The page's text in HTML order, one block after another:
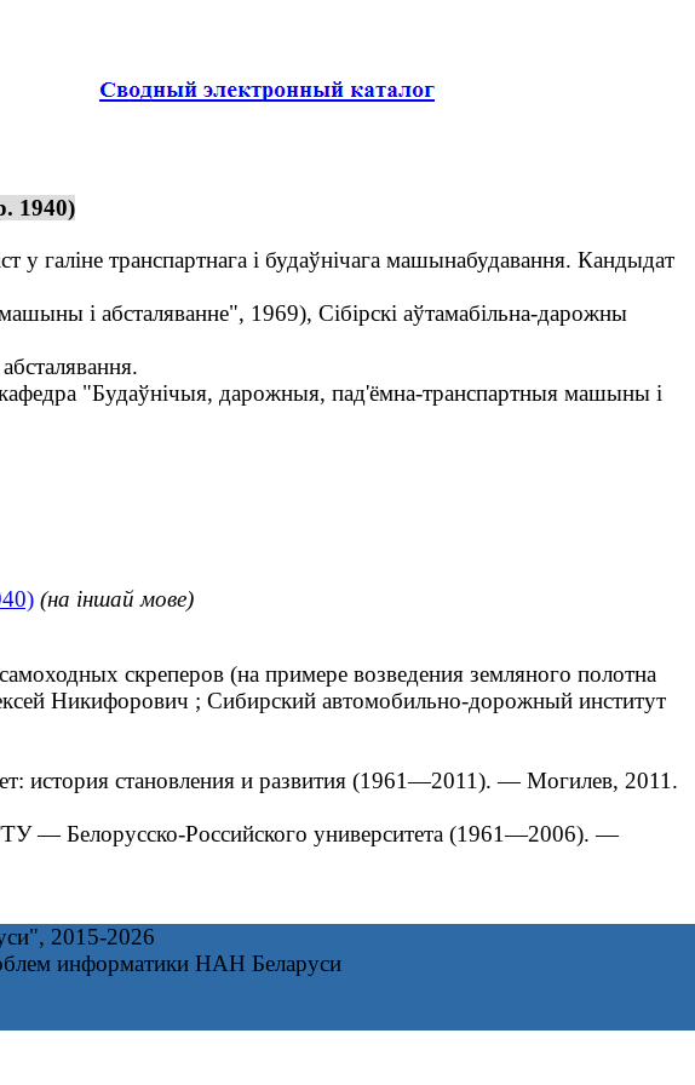
1940)
галіне транспартнага і будаўнічага машынабудавання. Кандыдат
і абсталяванне", 1969), Сібірскі аўтамабільна-дарожны
кафедра "Будаўнічыя, дарожныя, пад'ёмна-транспартныя машыны і
(на іншай мове)
скреперов (на примере возведения земляного полотна
Никифорович ; Сибирский автомобильно-дорожный институт
становления и развития (1961—2011). — Могилев, 2011.
— Белорусско-Российского университета (1961—2006). ―
2015-2026
информатики НАН Беларуси